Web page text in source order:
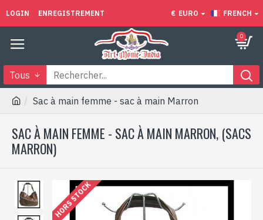
LOGIN ENREGISTREMENT € EURO FRENCH
0
Tous
Sac à main femme - sac à main Marron
SAC À MAIN FEMME - SAC À MAIN MARRON, (SACS
MARRON)
HORS STOCK